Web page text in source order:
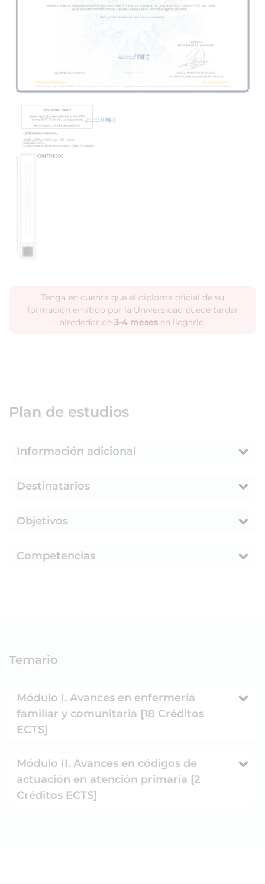
Tenga en cuenta que el diploma oficial de su
formación emitido por la Universidad puede tardar
alrededor de 3-4 meses en llegarle.
Plan de estudios
Información adicional
Destinatarios
Objetivos
Competencias
Temario
Módulo I. Avances en enfermería
familiar y comunitaria [18 Créditos
ECTS]
Módulo II. Avances en códigos de
actuación en atención primaria [2
Créditos ECTS]